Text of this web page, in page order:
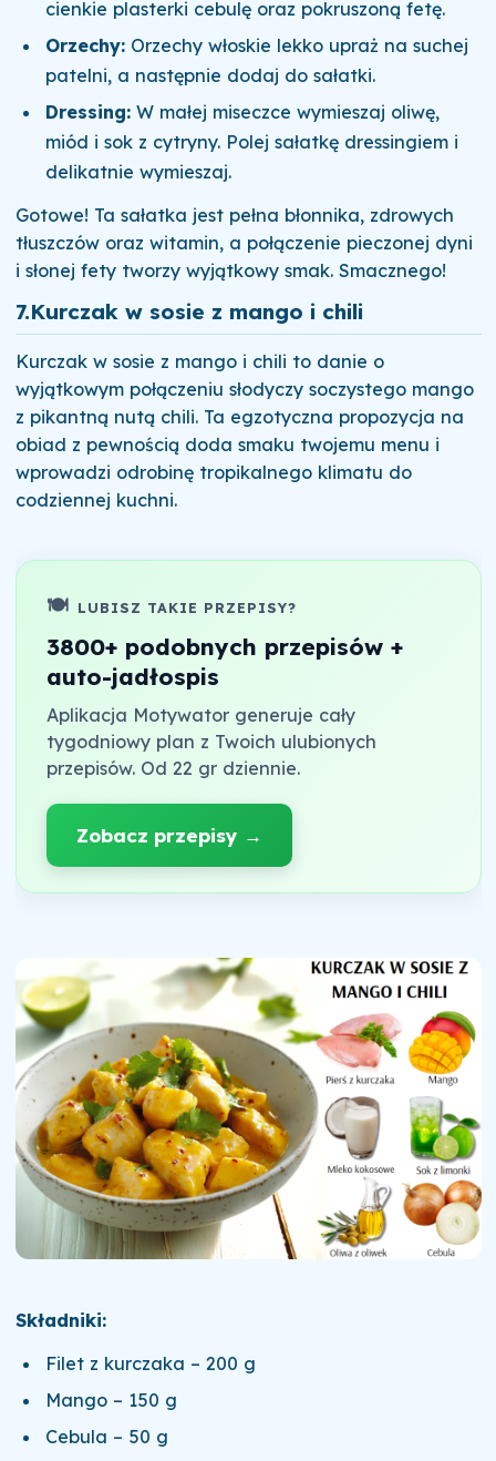
cienkie plasterki cebulę oraz pokruszoną fetę.
Orzechy: Orzechy włoskie lekko upraż na suchej
patelni, a następnie dodaj do sałatki.
Dressing: W małej miseczce wymieszaj oliwę,
miód i sok z cytryny. Polej sałatkę dressingiem i
delikatnie wymieszaj.
Gotowe! Ta sałatka jest pełna błonnika, zdrowych
tłuszczów oraz witamin, a połączenie pieczonej dyni
i słonej fety tworzy wyjątkowy smak. Smacznego!
7.Kurczak w sosie z mango i chili
Kurczak w sosie z mango i chili to danie o
wyjątkowym połączeniu słodyczy soczystego mango
z pikantną nutą chili. Ta egzotyczna propozycja na
obiad z pewnością doda smaku twojemu menu i
wprowadzi odrobinę tropikalnego klimatu do
codziennej kuchni.
🍽️ LUBISZ TAKIE PRZEPISY?
3800+ podobnych przepisów +
auto-jadłospis
Aplikacja Motywator generuje cały
tygodniowy plan z Twoich ulubionych
przepisów. Od 22 gr dziennie.
Zobacz przepisy →
Składniki:
Filet z kurczaka – 200 g
Mango – 150 g
Cebula – 50 g